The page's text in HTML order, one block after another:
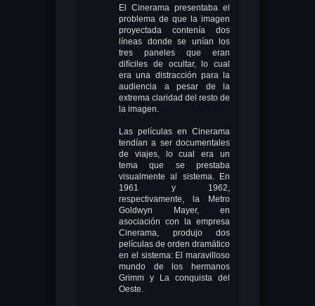
El Cinerama presentaba el
problema de que la imagen
proyectada contenía dos
líneas donde se unían los
tres paneles que eran
difíciles de ocultar, lo cual
era una distracción para la
audiencia a pesar de la
extrema claridad del resto de
la imagen.
Las películas en Cinerama
tendían a ser documentales
de viajes, lo cual era un
tema que se prestaba
visualmente al sistema. En
1961 y 1962,
respectivamente, la Metro
Goldwyn Mayer, en
asociación con la empresa
Cinerama, produjo dos
películas de orden dramático
en el sistema: El maravilloso
mundo de los hermanos
Grimm y La conquista del
Oeste.